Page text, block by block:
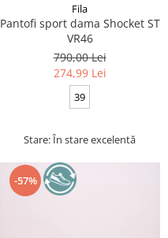
Fila
Pantofi sport dama Shocket ST
VR46
790,00 Lei
274,99 Lei
39
Stare: În stare excelentă
-57%